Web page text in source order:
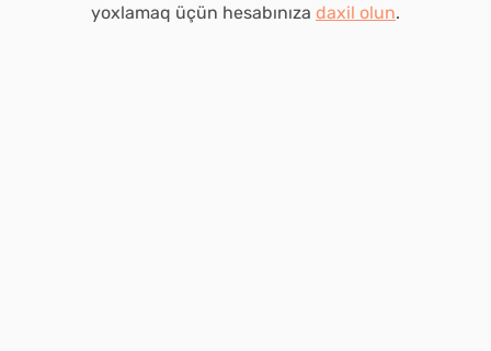
yoxlamaq üçün hesabınıza daxil olun.